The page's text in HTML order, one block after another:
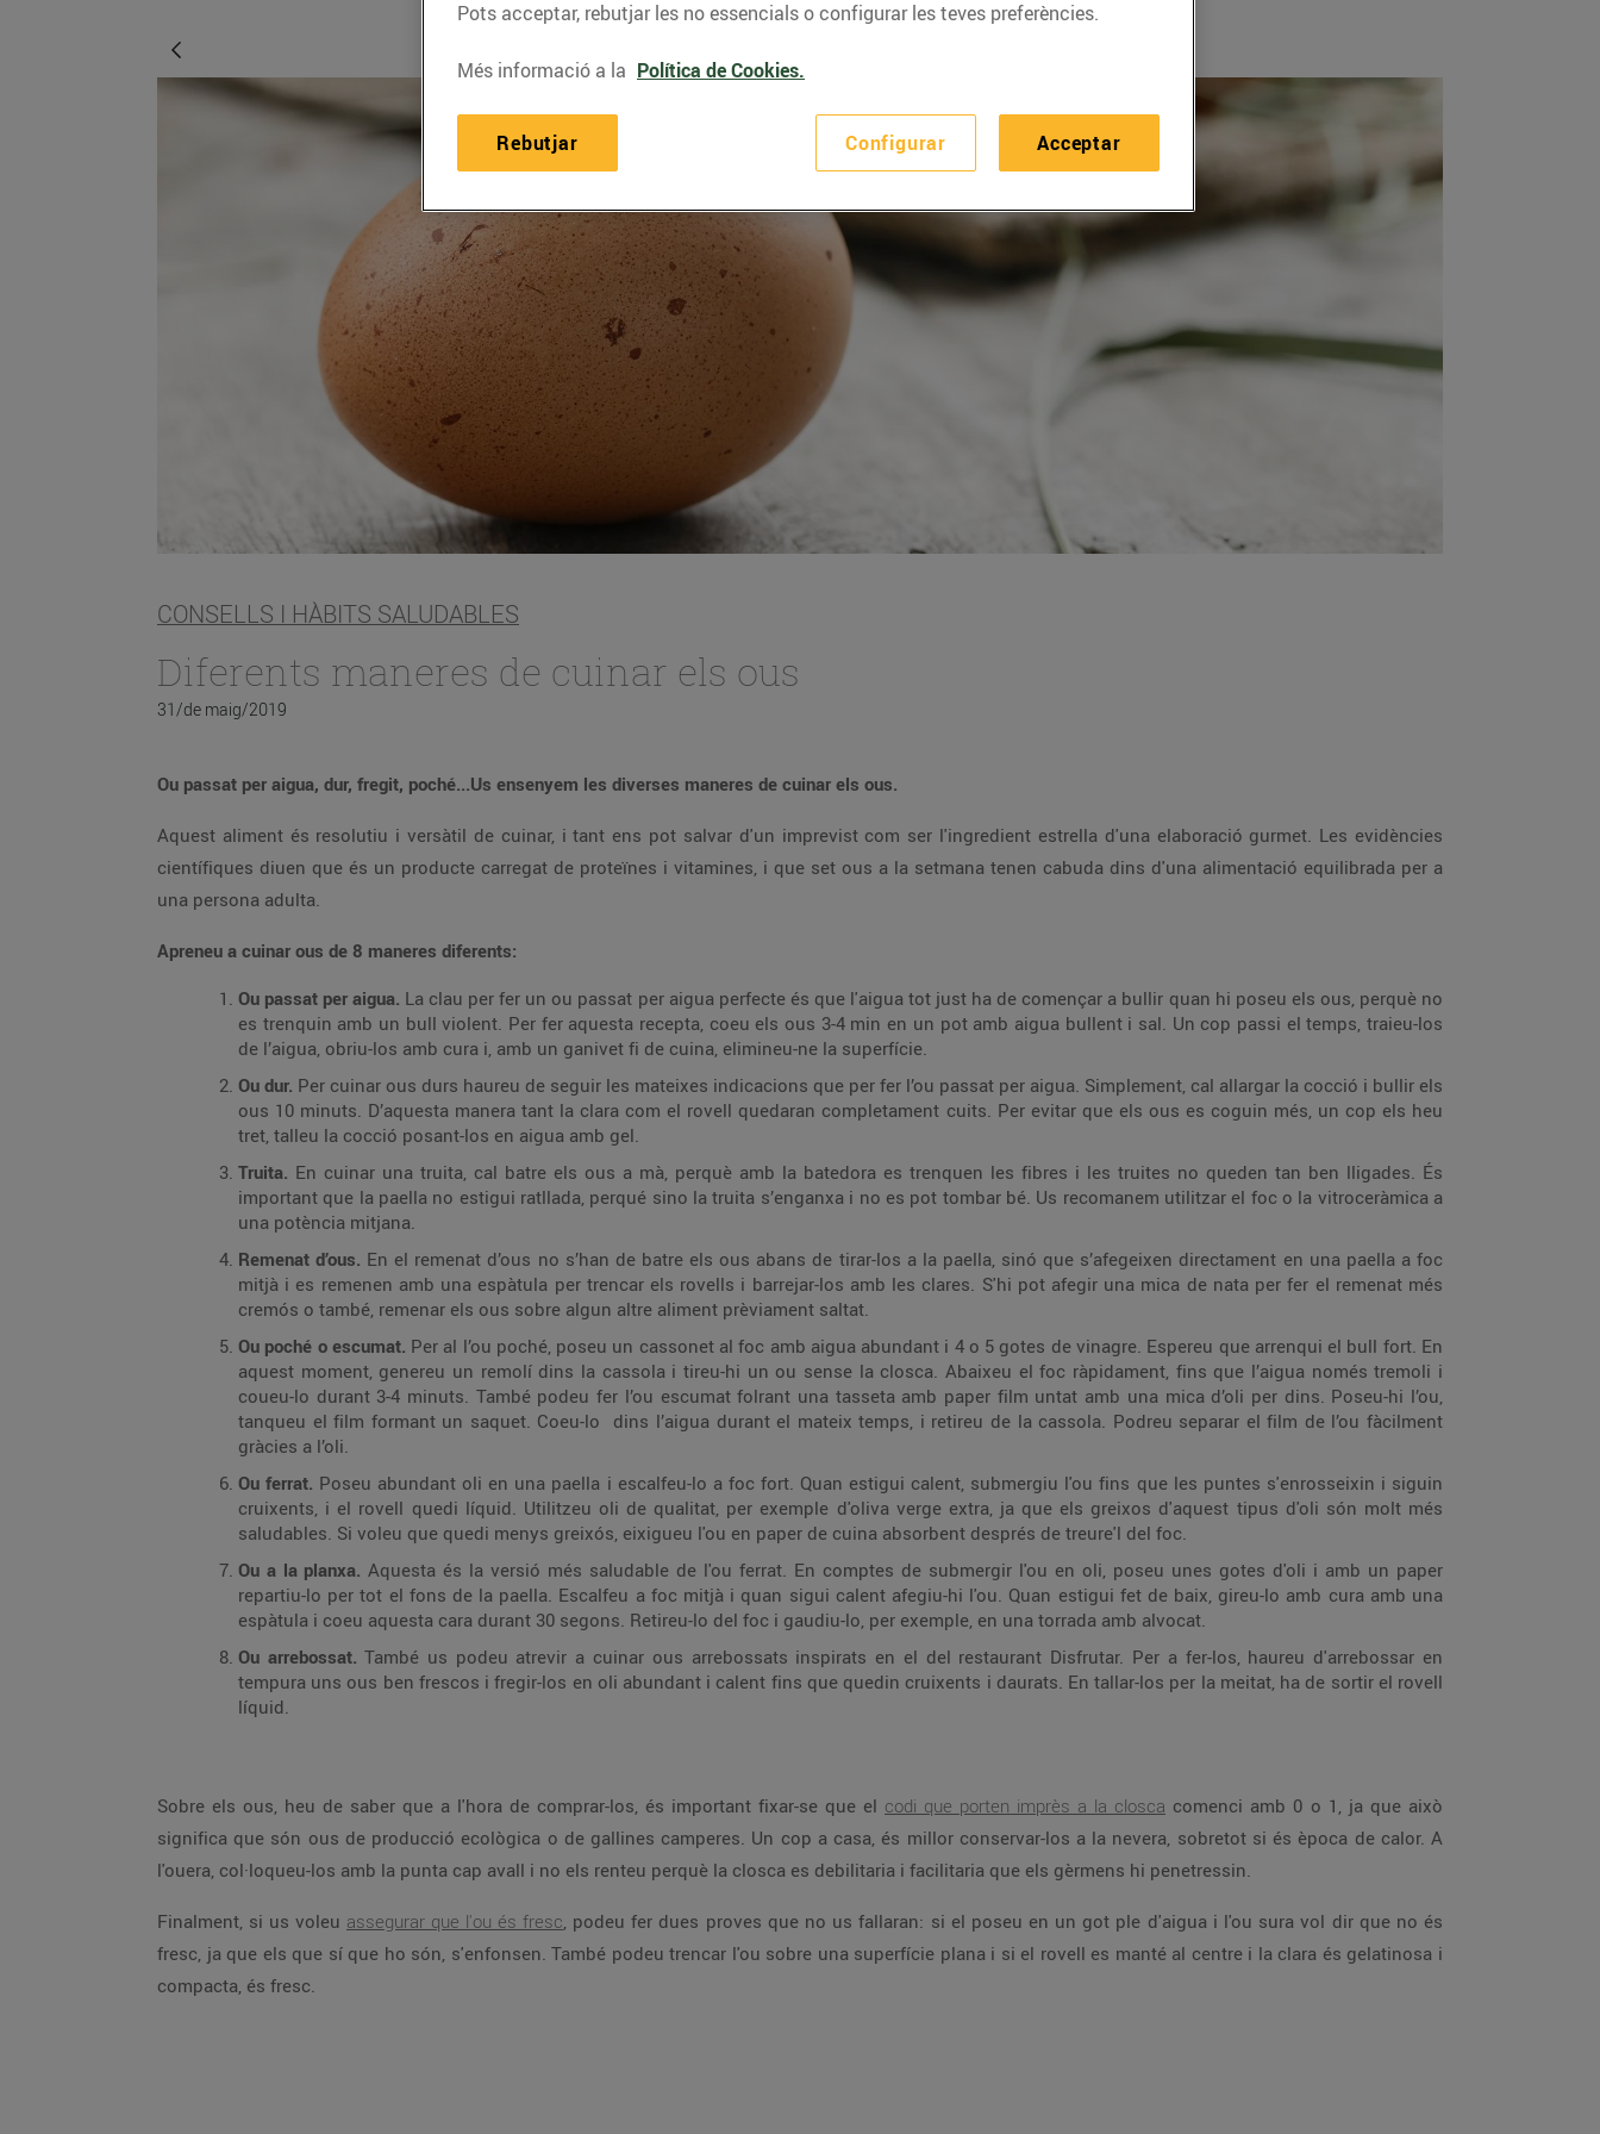
CONSELLS I HÀBITS SALUDABLES
Diferents maneres de cuinar els ous
31/de maig/2019
Ou passat per aigua, dur, fregit, poché...Us ensenyem les diverses maneres de cuinar els ous.
Aquest aliment és resolutiu i versàtil de cuinar, i tant ens pot salvar d'un imprevist com ser l'ingredient estrella d'una elaboració gurmet. Les evidències
científiques diuen que és un producte carregat de proteïnes i vitamines, i que set ous a la setmana tenen cabuda dins d'una alimentació equilibrada per a
una persona adulta.
Apreneu a cuinar ous de 8 maneres diferents:
Ou passat per aigua. La clau per fer un ou passat per aigua perfecte és que l'aigua tot just ha de començar a bullir quan hi poseu els ous, perquè no
es trenquin amb un bull violent. Per fer aquesta recepta, coeu els ous 3-4 min en un pot amb aigua bullent i sal. Un cop passi el temps, traieu-los
de l’aigua, obriu-los amb cura i, amb un ganivet fi de cuina, elimineu-ne la superfície.
Ou dur. Per cuinar ous durs haureu de seguir les mateixes indicacions que per fer l’ou passat per aigua. Simplement, cal allargar la cocció i bullir els
ous 10 minuts. D’aquesta manera tant la clara com el rovell quedaran completament cuits. Per evitar que els ous es coguin més, un cop els heu
tret, talleu la cocció posant-los en aigua amb gel.
Truita. En cuinar una truita, cal batre els ous a mà, perquè amb la batedora es trenquen les fibres i les truites no queden tan ben lligades. És
important que la paella no estigui ratllada, perqué sino la truita s’enganxa i no es pot tombar bé. Us recomanem utilitzar el foc o la vitroceràmica a
una potència mitjana.
Remenat d’ous. En el remenat d’ous no s’han de batre els ous abans de tirar-los a la paella, sinó que s’afegeixen directament en una paella a foc
mitjà i es remenen amb una espàtula per trencar els rovells i barrejar-los amb les clares. S'hi pot afegir una mica de nata per fer el remenat més
cremós o també, remenar els ous sobre algun altre aliment prèviament saltat.
Ou poché o escumat. Per al l’ou poché, poseu un cassonet al foc amb aigua abundant i 4 o 5 gotes de vinagre. Espereu que arrenqui el bull fort. En
aquest moment, genereu un remolí dins la cassola i tireu-hi un ou sense la closca. Abaixeu el foc ràpidament, fins que l’aigua només tremoli i
coueu-lo durant 3-4 minuts. També podeu fer l’ou escumat folrant una tasseta amb paper film untat amb una mica d’oli per dins. Poseu-hi l’ou,
tanqueu el film formant un saquet. Coeu-lo dins l’aigua durant el mateix temps, i retireu de la cassola. Podreu separar el film de l’ou fàcilment
gràcies a l’oli.
Ou ferrat. Poseu abundant oli en una paella i escalfeu-lo a foc fort. Quan estigui calent, submergiu l'ou fins que les puntes s'enrosseixin i siguin
cruixents, i el rovell quedi líquid. Utilitzeu oli de qualitat, per exemple d'oliva verge extra, ja que els greixos d'aquest tipus d'oli són molt més
saludables. Si voleu que quedi menys greixós, eixigueu l'ou en paper de cuina absorbent després de treure'l del foc.
Ou a la planxa. Aquesta és la versió més saludable de l'ou ferrat. En comptes de submergir l'ou en oli, poseu unes gotes d'oli i amb un paper
repartiu-lo per tot el fons de la paella. Escalfeu a foc mitjà i quan sigui calent afegiu-hi l'ou. Quan estigui fet de baix, gireu-lo amb cura amb una
espàtula i coeu aquesta cara durant 30 segons. Retireu-lo del foc i gaudiu-lo, per exemple, en una torrada amb alvocat.
Ou arrebossat. També us podeu atrevir a cuinar ous arrebossats inspirats en el del restaurant Disfrutar. Per a fer-los, haureu d'arrebossar en
tempura uns ous ben frescos i fregir-los en oli abundant i calent fins que quedin cruixents i daurats. En tallar-los per la meitat, ha de sortir el rovell
líquid.
Sobre els ous, heu de saber que a l'hora de comprar-los, és important fixar-se que el codi que porten imprès a la closca comenci amb 0 o 1, ja que això
significa que són ous de producció ecològica o de gallines camperes. Un cop a casa, és millor conservar-los a la nevera, sobretot si és època de calor. A
l'ouera, col·loqueu-los amb la punta cap avall i no els renteu perquè la closca es debilitaria i facilitaria que els gèrmens hi penetressin.
Finalment, si us voleu assegurar que l'ou és fresc, podeu fer dues proves que no us fallaran: si el poseu en un got ple d'aigua i l'ou sura vol dir que no és
fresc, ja que els que sí que ho són, s'enfonsen. També podeu trencar l'ou sobre una superfície plana i si el rovell es manté al centre i la clara és gelatinosa i
compacta, és fresc.
Pots acceptar, rebutjar les no essencials o configurar les teves preferències.
Més informació a la Política de Cookies.
Configurar
Rebutjar Acceptar